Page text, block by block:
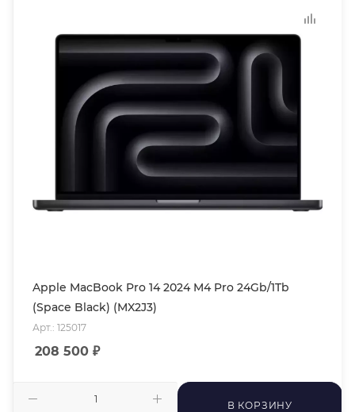
Apple MacBook Pro 14 2024 M4 Pro 24Gb/1Tb
(Space Black) (MX2J3)
Арт.: 125017
208 500 ₽
В КОРЗИНУ